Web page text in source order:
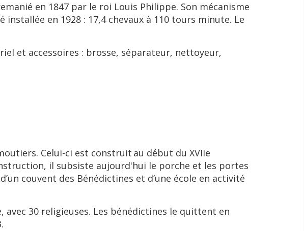
en 1847 par le roi Louis Philippe. Son mécanisme
en 1928 : 17,4 chevaux à 110 tours minute. Le
et accessoires : brosse, séparateur, nettoyeur,
Celui-ci est construit au début du XVIIe
il subsiste aujourd'hui le porche et les portes
couvent des Bénédictines et d’une école en activité
30 religieuses. Les bénédictines le quittent en